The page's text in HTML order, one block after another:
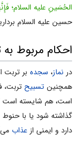
الحُسَینِ علیه السلام؛
‌حسین علیه السلام
احکام مربوط
در نماز، سجده بر تربت
همچنین تسبیح تربت،
است، هم شایسته است
گذاشته شود یا با
دارد و ایمنى ‌از عذاب